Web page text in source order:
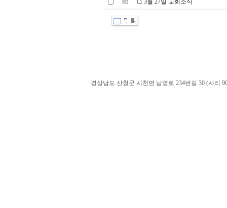
502 3월 27일 교회소식
경상남도 산청군 시천면 남명로 234번길 30 (사리